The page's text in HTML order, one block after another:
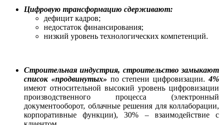
Цифровую трансформацию сдерживают:
дефицит кадров;
недостаток финансирования;
низкий уровень технологических компетенций.
Строительная индустрия, строительство замыкают
список «продвинутых» по степени цифровизации.4%
имеют относительной высокий уровень цифровизации
производственного процесса (электронный
документооборот, облачные решения для коллаборации,
корпоративные функции), 30% – взаимодействие с